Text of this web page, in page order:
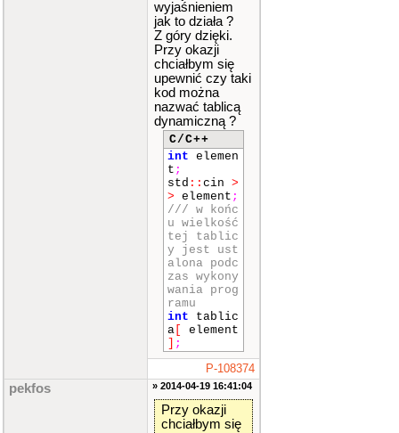
wyjaśnieniem
jak to działa ?
Z góry dzięki.
Przy okazji
chciałbym się
upewnić czy taki
kod można
nazwać tablicą
dynamiczną ?
C/C++
int elemen
t ;
std :: cin >
> element ;
/// w końc
u wielkość
tej tablic
y jest ust
alona podc
zas wykony
wania prog
ramu
int tablic
a
element
;
P-108374
pekfos » 2014-04-19 16:41:04
Przy okazji
chciałbym się